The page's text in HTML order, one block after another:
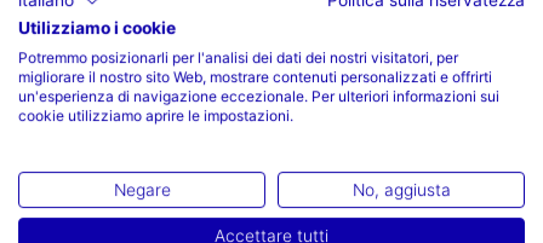
Tipo di vestibilità: leggermente aderente
Cura del capo
Lavare in lavatrice a massimo 30 gradi
Non utilizzare candeggina
Scegli il tuo paese e la tua lingua
Paese
Lingua
Italiano
Utilizziamo i cookie
Potremmo posizionarli per l'analisi dei dati dei nostri visitatori, per
migliorare il nostro sito Web, mostrare contenuti personalizzati e offrirti
un'esperienza di navigazione eccezionale. Per ulteriori informazioni sui
cookie utilizziamo aprire le impostazioni.
Negare No, aggiusta
Accettare tutti